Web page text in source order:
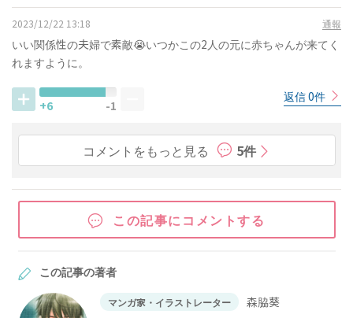
2023/12/22 13:18 通報
いい関係性の夫婦で素敵😭いつかこの2人の元に赤ちゃんが来てく
れますように。
+6 -1
返信 0件
コメントをもっと見る 5件
この記事にコメントする
この記事の著者
マンガ家・イラストレーター 森脇葵